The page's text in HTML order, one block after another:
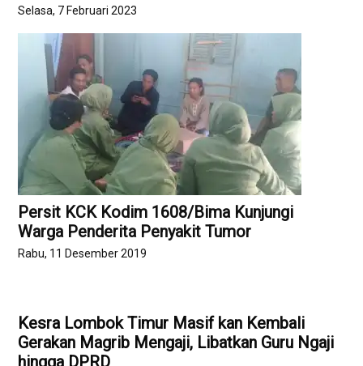
Selasa, 7 Februari 2023
Persit KCK Kodim 1608/Bima Kunjungi
Warga Penderita Penyakit Tumor
Rabu, 11 Desember 2019
Kesra Lombok Timur Masif kan Kembali
Gerakan Magrib Mengaji, Libatkan Guru Ngaji